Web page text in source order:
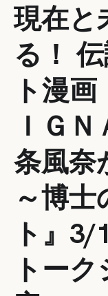
現在と
る！
ト漫
ＩＧ
条風奈
～博
ト』3/
トー